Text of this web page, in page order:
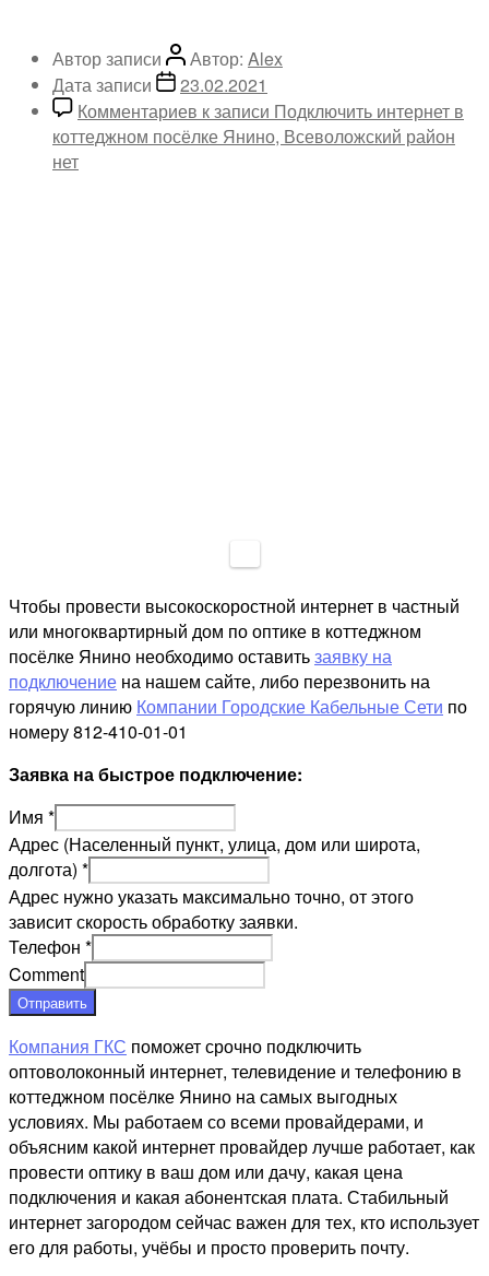
Автор записи Автор: Alex
Дата записи
23.02.2021
Комментариев к записи Подключить интернет в
коттеджном посёлке Янино, Всеволожский район
нет
Чтобы провести высокоскоростной интернет в частный
или многоквартирный дом по оптике в коттеджном
посёлке Янино необходимо оставитьзаявку на
подключение на нашем сайте, либо перезвонить на
горячую линию Компании Городские Кабельные Сети по
номеру 812-410-01-01
Заявка на быстрое подключение:
Имя *
Адрес (Населенный пункт, улица, дом или широта,
долгота) *
Адрес нужно указать максимально точно, от этого
зависит скорость обработку заявки.
Телефон *
Comment
Отправить
Компания ГКС поможет срочно подключить
оптоволоконный интернет, телевидение и телефонию в
коттеджном посёлке Янино на самых выгодных
условиях. Мы работаем со всеми провайдерами, и
объясним какой интернет провайдер лучше работает, как
провести оптику в ваш дом или дачу, какая цена
подключения и какая абонентская плата. Стабильный
интернет загородом сейчас важен для тех, кто использует
его для работы, учёбы и просто проверить почту.